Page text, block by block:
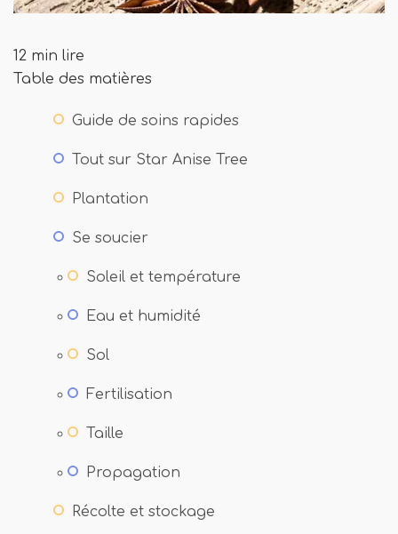
12 min lire
Table des matières
Guide de soins rapides
Tout sur Star Anise Tree
Plantation
Se soucier
Soleil et température
Eau et humidité
Sol
Fertilisation
Taille
Propagation
Récolte et stockage